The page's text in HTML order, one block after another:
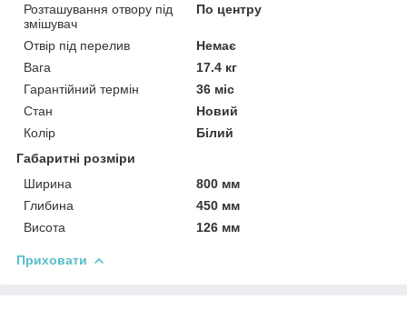
Розташування отвору під
змішувач
По центру
Отвір під перелив
Немає
Вага
17.4 кг
Гарантійний термін
36 міс
Стан
Новий
Колір
Білий
Габаритні розміри
Ширина
800 мм
Глибина
450 мм
Висота
126 мм
Приховати